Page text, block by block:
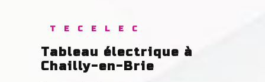
TECELEC
tableau électrique à
Chailly-en-Brie